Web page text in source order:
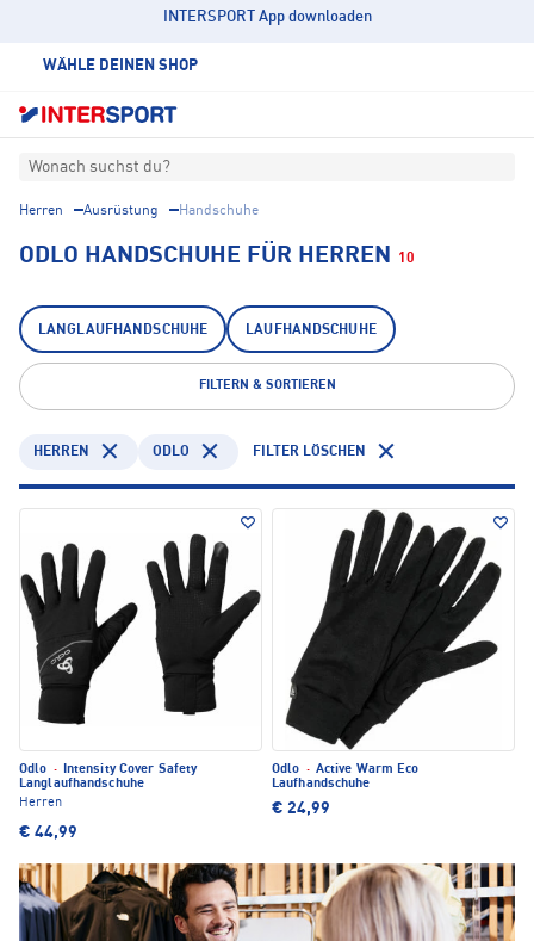
INTERSPORT App downloaden
WÄHLE DEINEN SHOP
Wonach suchst du?
Herren Ausrüstung Handschuhe
ODLO HANDSCHUHE FÜR HERREN 10
LANGLAUFHANDSCHUHE LAUFHANDSCHUHE
FILTERN & SORTIEREN
HERREN ODLO FILTER LÖSCHEN
Odlo ·
Intensity Cover Safety
Langlaufhandschuhe
Herren
€ 44,99
Odlo · Active Warm Eco
Laufhandschuhe
€ 24,99